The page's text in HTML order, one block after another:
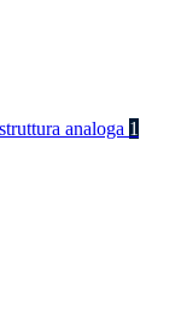
analoga 1